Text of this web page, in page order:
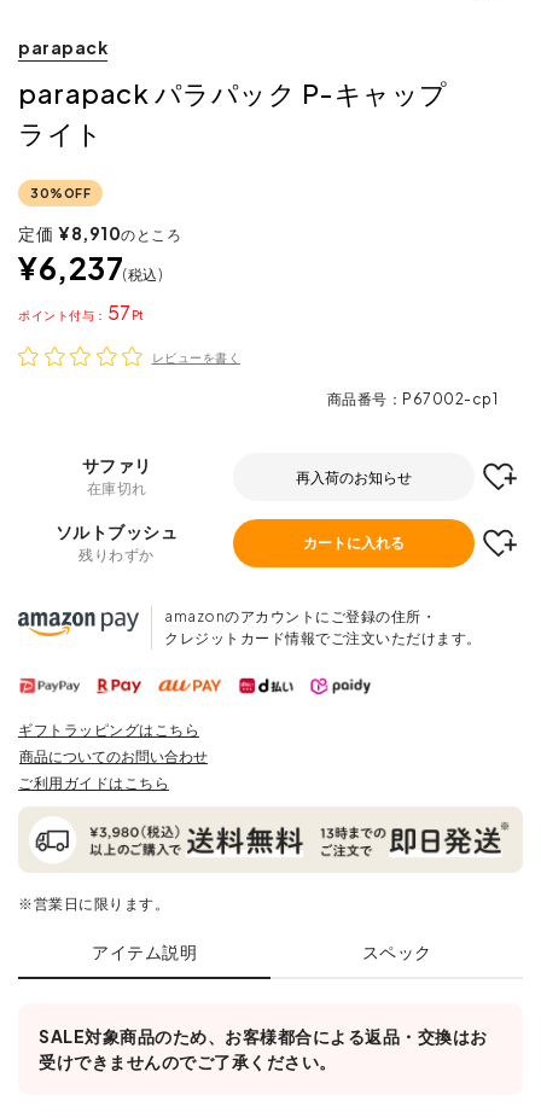
parapack
parapack パラパック P-キャップ
ライト
30%OFF
定価 ¥8,910のところ
¥6,237 税込
57
ポイント
レビューを書く
商品番号 P67002-cp1
サファリ
在庫切れ
再入荷のお知らせ
ソルトブッシュ
残りわずか
カートに入れる
amazonのアカウントにご登録の住所・
クレジットカード情報でご注文いただけます。
ギフトラッピングはこちら
商品についてのお問い合わせ
ご利用ガイドはこちら
※営業日に限ります。
アイテム説明 スペック
SALE対象商品のため、お客様都合による返品・交換はお
受けできませんのでご了承ください。